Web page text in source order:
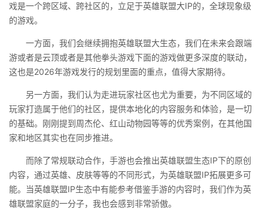
戏是一个跨区域、跨社区的，立足于英雄联盟大IP的，全球现象级
的游戏。
一方面，我们会继续拥抱英雄联盟大生态，我们在未来会跟端
游或者是云顶或者是其他拳头游戏下面的游戏做更多深度的联动，
这也是2026年游戏发行的规划里面的重点，值得大家期待。
另一方面，我们认为走进玩家社区也尤为重要，为不同区域的
玩家打造属于他们的社区，提供本地化的内容服务和体验，是一切
的基础。刚刚提到周杰伦、红山动物园等等的优秀案例，在其他国
家和地区其实也在同步推进。
而除了常规联动合作，手游也会推出英雄联盟生态IP下的原创
内容，通过英雄、皮肤等等的不同形式，为英雄联盟IP拓展更多可
能。当英雄联盟IP生态中有能参考借鉴手游的内容时，我们作为英
雄联盟家庭的一分子，我也会感到非常骄傲。